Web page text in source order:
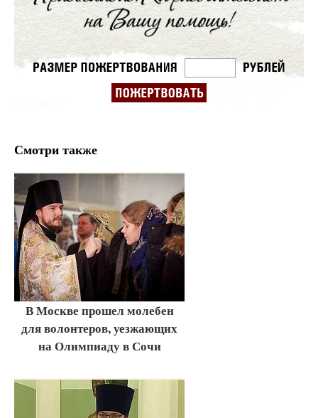
Смотри также
В Москве прошел молебен
для волонтеров, уезжающих
на Олимпиаду в Сочи